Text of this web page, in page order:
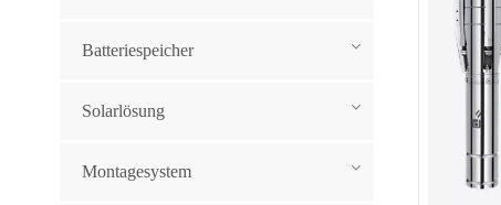
Batteriespeicher
Solarlösung
Montagesystem